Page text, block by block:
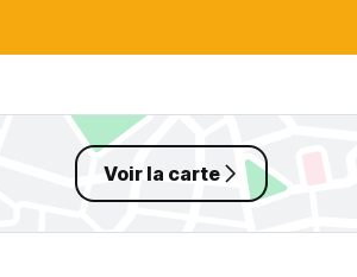
Voir la carte